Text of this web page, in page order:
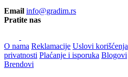
Email info@gradim.rs
Pratite nas
O nama Reklamacije Uslovi korišćenja
privatnosti Plaćanje i isporuka Blogovi
Brendovi